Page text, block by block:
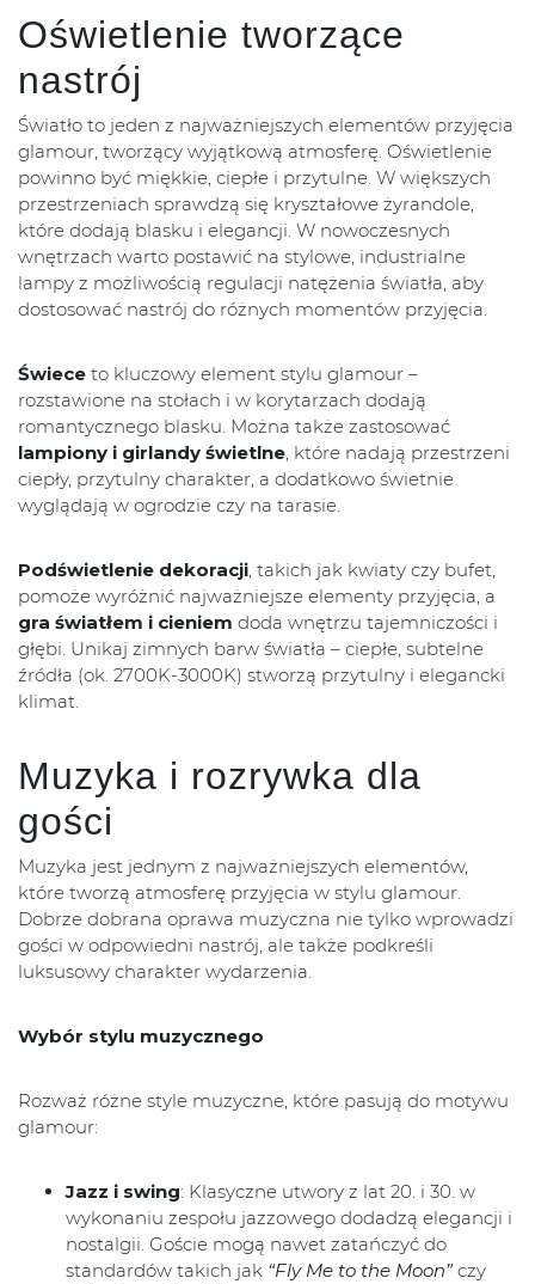
Oświetlenie tworzące
nastrój
Światło to jeden z najważniejszych elementów przyjęcia
glamour, tworzący wyjątkową atmosferę. Oświetlenie
powinno być miękkie, ciepłe i przytulne. W większych
przestrzeniach sprawdzą się kryształowe żyrandole,
które dodają blasku i elegancji. W nowoczesnych
wnętrzach warto postawić na stylowe, industrialne
lampy z możliwością regulacji natężenia światła, aby
dostosować nastrój do różnych momentów przyjęcia.
Świece to kluczowy element stylu glamour –
rozstawione na stołach i w korytarzach dodają
romantycznego blasku. Można także zastosować
lampiony i girlandy świetlne, które nadają przestrzeni
ciepły, przytulny charakter, a dodatkowo świetnie
wyglądają w ogrodzie czy na tarasie.
Podświetlenie dekoracji, takich jak kwiaty czy bufet,
pomoże wyróżnić najważniejsze elementy przyjęcia, a
gra światłem i cieniem doda wnętrzu tajemniczości i
głębi. Unikaj zimnych barw światła – ciepłe, subtelne
źródła (ok. 2700K-3000K) stworzą przytulny i elegancki
klimat.
Muzyka i rozrywka dla
gości
Muzyka jest jednym z najważniejszych elementów,
które tworzą atmosferę przyjęcia w stylu glamour.
Dobrze dobrana oprawa muzyczna nie tylko wprowadzi
gości w odpowiedni nastrój, ale także podkreśli
luksusowy charakter wydarzenia.
Wybór stylu muzycznego
Rozważ różne style muzyczne, które pasują do motywu
glamour:
Jazz i swing: Klasyczne utwory z lat 20. i 30. w
wykonaniu zespołu jazzowego dodadzą elegancji i
nostalgii. Goście mogą nawet zatańczyć do
standardów takich jak “Fly Me to the Moon” czy